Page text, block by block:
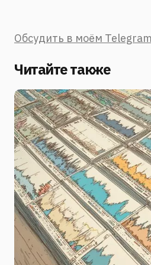
Обсудить в моём
Читайте также